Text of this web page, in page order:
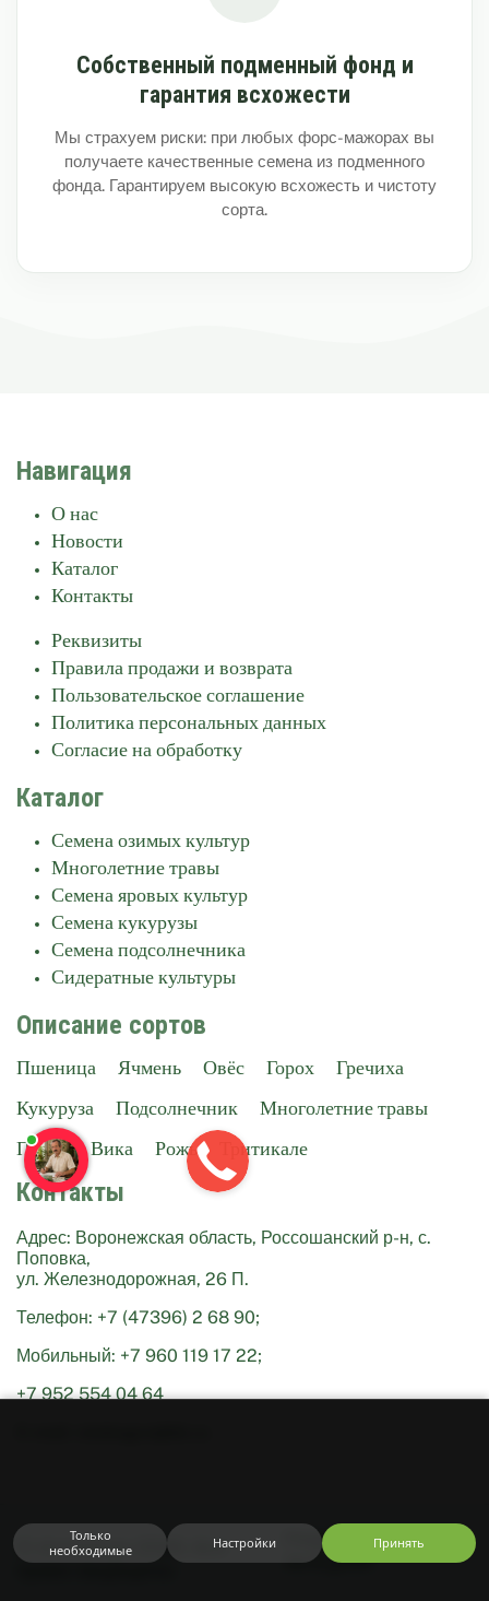
Собственный подменный фонд и
гарантия всхожести
Мы страхуем риски: при любых форс-мажорах вы
получаете качественные семена из подменного
фонда. Гарантируем высокую всхожесть и чистоту
сорта.
Навигация
О нас
Новости
Каталог
Контакты
Реквизиты
Правила продажи и возврата
Пользовательское соглашение
Политика персональных данных
Согласие на обработку
Каталог
Семена озимых культур
Многолетние травы
Семена яровых культур
Семена кукурузы
Семена подсолнечника
Сидератные культуры
Описание сортов
Пшеница Ячмень Овёс Горох
Гречиха
Кукуруза
Подсолнечник
Многолетние травы
Просо
Вика Рожь Тритикале
Контакты
Адрес: Воронежская область, Россошанский р-н, с.
Поповка,
ул. Железнодорожная, 26 П.
Телефон: +7 (47396) 2 68 90;
Мобильный: +7 960 119 17 22;
+7 952 554 04 64
© ИстокАгро 2026. Все
права защищены
Разработка —Сайт
За 6 дней
сайте,
вы
соглашаетесь
Только
необходимые
Настройки Принять